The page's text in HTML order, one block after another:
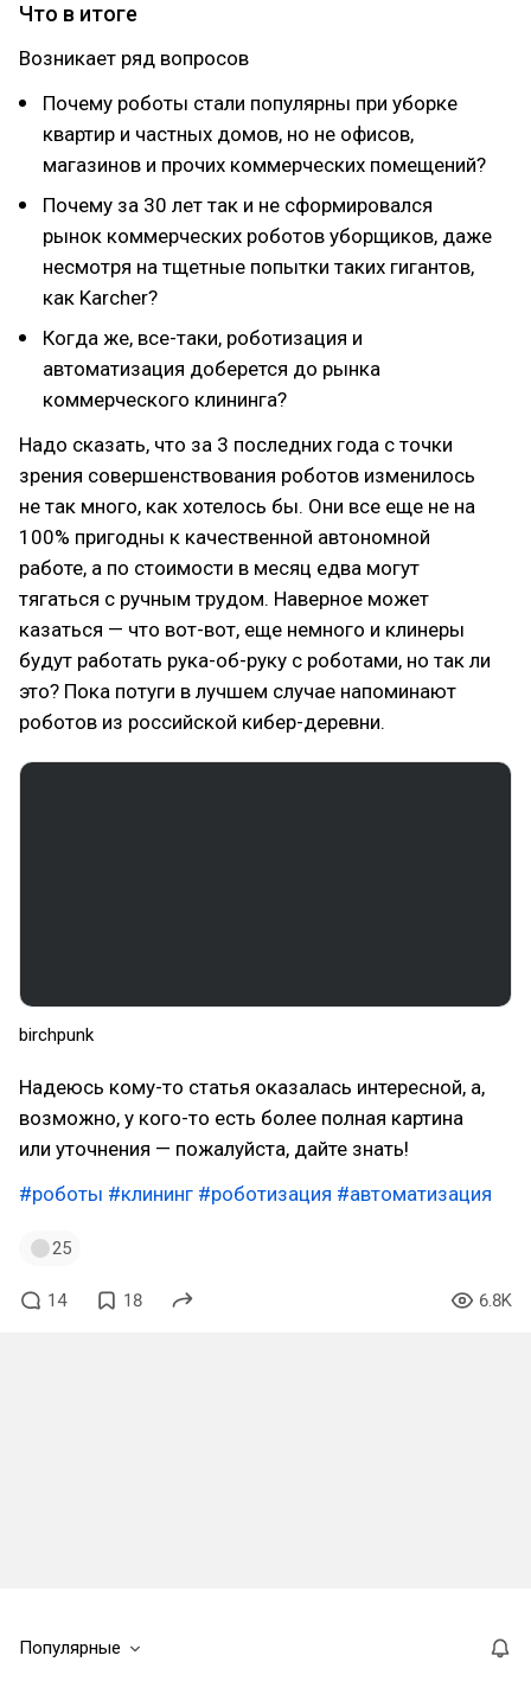
Что в итоге
Возникает ряд вопросов
Почему роботы стали популярны при уборке
квартир и частных домов, но не офисов,
магазинов и прочих коммерческих помещений?
Почему за 30 лет так и не сформировался
рынок коммерческих роботов уборщиков, даже
несмотря на тщетные попытки таких гигантов,
как Karcher?
Когда же, все-таки, роботизация и
автоматизация доберется до рынка
коммерческого клининга?
Надо сказать, что за 3 последних года с точки
зрения совершенствования роботов изменилось
не так много, как хотелось бы. Они все еще не на
100% пригодны к качественной автономной
работе, а по стоимости в месяц едва могут
тягаться с ручным трудом. Наверное может
казаться — что вот-вот, еще немного и клинеры
будут работать рука-об-руку с роботами, но так ли
это? Пока потуги в лучшем случае напоминают
роботов из российской кибер-деревни.
birchpunk
Надеюсь кому-то статья оказалась интересной, а,
возможно, у кого-то есть более полная картина
или уточнения — пожалуйста, дайте знать!
#роботы #клининг #роботизация #автоматизация
25
14 18 6.8K
Популярные